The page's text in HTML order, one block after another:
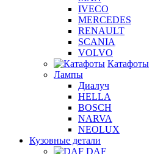
IVECO
MERCEDES
RENAULT
SCANIA
VOLVO
Катафоты
Лампы
Диалуч
HELLA
BOSCH
NARVA
NEOLUX
Кузовные детали
DAF